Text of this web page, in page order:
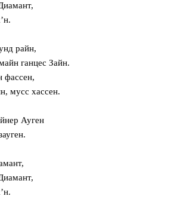
райн,
ганцес Зайн.
фассен,
мусс хассен.
Ауген